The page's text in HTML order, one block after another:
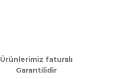
Ürünlerimiz faturalı
Garantilidir